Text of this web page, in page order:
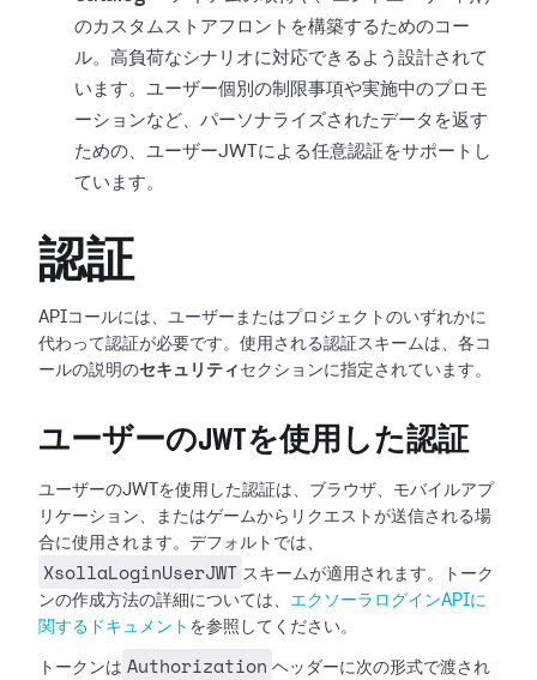
のカスタムストアフロントを構築するためのコー
ル。高負荷なシナリオに対応できるよう設計されて
います。ユーザー個別の制限事項や実施中のプロモ
ーションなど、パーソナライズされたデータを返す
ための、ユーザーJWTによる任意認証をサポートし
ています。
認証
APIコールには、ユーザーまたはプロジェクトのいずれかに
代わって認証が必要です。使用される認証スキームは、各コ
ールの説明のセキュリティ セクションに指定されています。
ユーザーのJWTを使用した認証
ユーザーのJWTを使用した認証は、ブラウザ、モバイルアプ
リケーション、またはゲームからリクエストが送信される場
合に使用されます。デフォルトでは、
XsollaLoginUserJWT スキームが適用されます。トーク
ンの作成方法の詳細については、 エクソーラログインAPIに
関するドキュメント を参照してください。
トークンは Authorization ヘッダーに次の形式で渡され